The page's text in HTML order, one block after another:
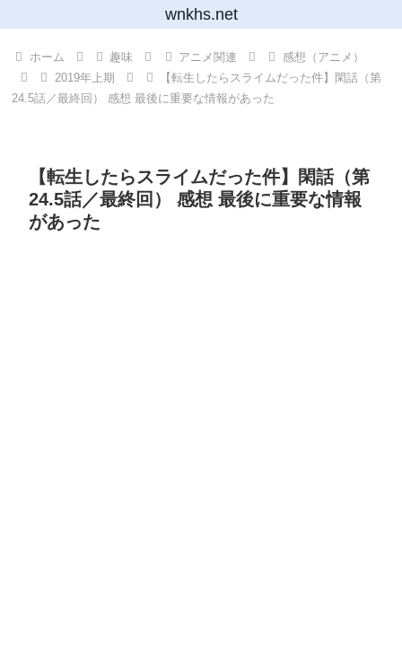
wnkhs.net
ホーム 趣味 アニメ関連
感想（アニメ）
2019年上期
【転生したらスライムだった件】閑話（第
24.5話／最終回） 感想 最後に重要な情報があった
【転生したらスライムだった件】閑話（第
24.5話／最終回） 感想 最後に重要な情報
があった